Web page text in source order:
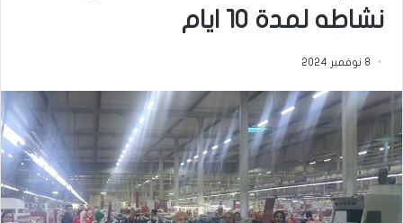
نشاطه لمدة 10 ايام
8 نوفمبر 2024